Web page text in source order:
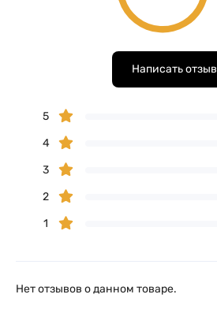
Написать отзыв
5
4
3
2
1
Нет отзывов о данном товаре.